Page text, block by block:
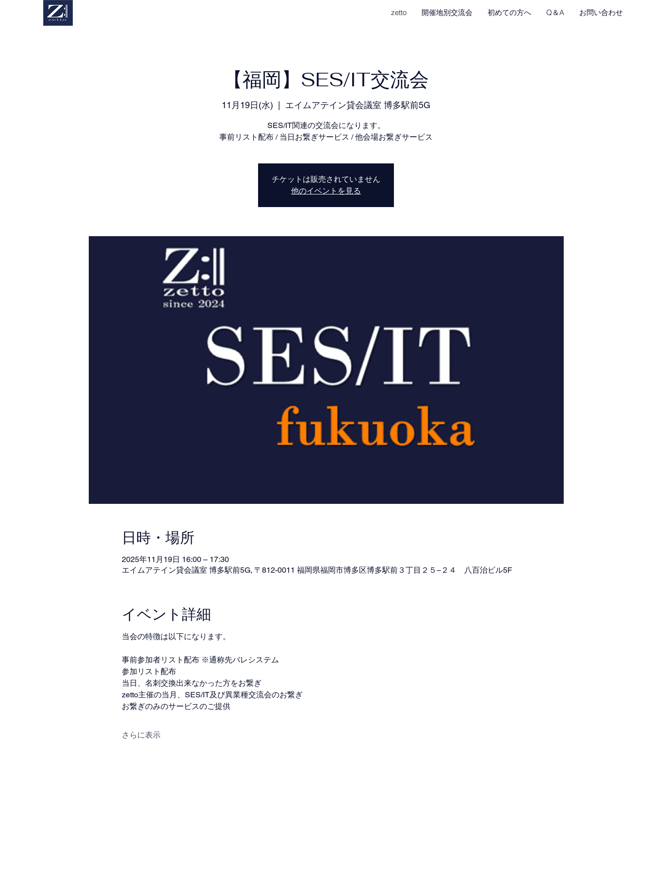
zetto 開催地別交流会 初めての方へ Q＆A お問い合わせ
【福岡】SES/IT交流会
11月19日(水) エイムアテイン貸会議室 博多駅前5G
SES/IT関連の交流会になります。
事前リスト配布 / 当日お繋ぎサービス / 他会場お繋ぎサービス
チケットは販売されていません
他のイベントを見る
日時・場所
2025年11月19日 16:00 – 17:30
エイムアテイン貸会議室 博多駅前5G, 〒812-0011 福岡県福岡市博多区博多駅前３丁目２５−２４ 八百治ビル5F
イベント詳細
当会の特徴は以下になります。
事前参加者リスト配布 ※通称先バレシステム
参加リスト配布
当日、名刺交換出来なかった方をお繋ぎ
zetto主催の当月、SES/IT及び異業種交流会のお繋ぎ
お繋ぎのみのサービスのご提供
さらに表示